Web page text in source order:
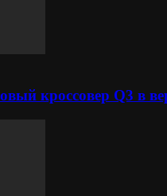
кроссовер Q3 в